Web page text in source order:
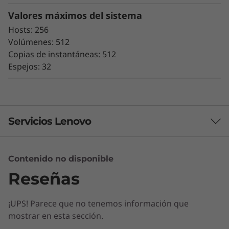
1
2
L
Sencillez probada
La ampliación es fácil gracias al diseño
modular de la ThinkSystem Serie DE y las
proporcionadas. Puedes comenzar a trabajar
con tus datos en menos de 10 minutos.
Valores máximos del sistema
Hosts: 256
Volúmenes: 512
Copias de instantáneas: 512
Espejos: 32
Servicios Lenovo
Servicios de Soluciones
Diseñe la mejor estrategia para su empresa.
correcta para sus exclusivas necesidades
empresariales.
Contenido no disponible
Reseñas
¡UPS! Parece que no tenemos información que
mostrar en esta sección.